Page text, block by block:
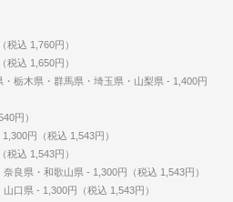
税込 1,760円）
税込 1,650円）
栃木県・群馬県・埼玉県・山梨県 - 1,400円
円）
円（税込 1,543円）
税込 1,543円）
良県・和歌山県 - 1,300円（税込 1,543円）
口県 - 1,300円（税込 1,543円）